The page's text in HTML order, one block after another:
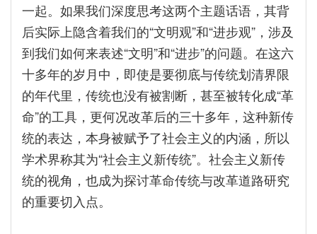
一起。如果我们深度思考这两个主题话语，其背
后实际上隐含着我们的“文明观”和“进步观”，涉及
到我们如何来表述“文明”和“进步”的问题。在这六
十多年的岁月中，即使是要彻底与传统划清界限
的年代里，传统也没有被割断，甚至被转化成“革
命”的工具，更何况改革后的三十多年，这种新传
统的表达，本身被赋予了社会主义的内涵，所以
学术界称其为“社会主义新传统”。社会主义新传
统的视角，也成为探讨革命传统与改革道路研究
的重要切入点。